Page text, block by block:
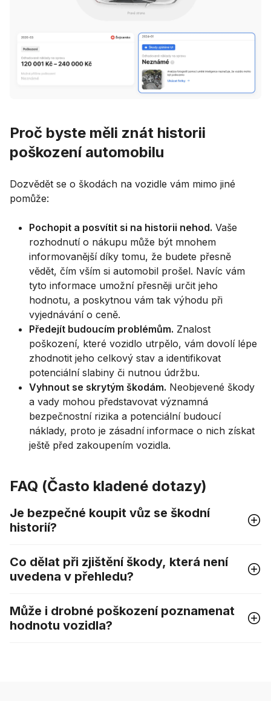
Proč byste měli znát historii
poškození automobilu
Dozvědět se o škodách na vozidle vám mimo jiné
pomůže:
Pochopit a posvítit si na historii nehod. Vaše
rozhodnutí o nákupu může být mnohem
informovanější díky tomu, že budete přesně
vědět, čím vším si automobil prošel. Navíc vám
tyto informace umožní přesněji určit jeho
hodnotu, a poskytnou vám tak výhodu při
vyjednávání o ceně.
Předejít budoucím problémům. Znalost
poškození, které vozidlo utrpělo, vám dovolí lépe
zhodnotit jeho celkový stav a identifikovat
potenciální slabiny či nutnou údržbu.
Vyhnout se skrytým škodám. Neobjevené škody
a vady mohou představovat významná
bezpečnostní rizika a potenciální budoucí
náklady, proto je zásadní informace o nich získat
ještě před zakoupením vozidla.
FAQ (Často kladené dotazy)
Je bezpečné koupit vůz se škodní
historií?
Co dělat při zjištění škody, která není
uvedena v přehledu?
Může i drobné poškození poznamenat
hodnotu vozidla?